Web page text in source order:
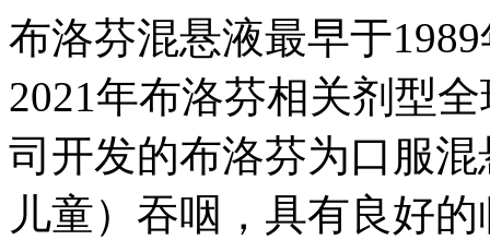
布洛芬混悬液最早于1989年
2021年布洛芬相关剂型
司开发的布洛芬为口服混
儿童）吞咽，具有良好